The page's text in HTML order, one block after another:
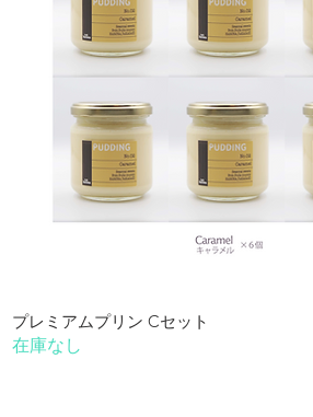
クイックビュー
プレミアムプリン Cセット
在庫なし